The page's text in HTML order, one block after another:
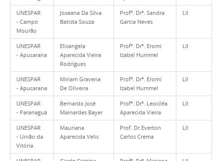
UNESPAR
- Campo
Mourão
Joseana Da Silva
Batista Souza
Profª. Drª. Sandra
Garcia Neves
LII
UNESPAR
- Apucarana
Elisangela
Aparecida Vieira
Rodrigues
Profª. Drª. Eromi
Izabel Hummel
LII
UNESPAR
- Apucarana
Miriam Gravena
De Oliveira
Profª. Drª. Eromi
Izabel Hummel
LII
UNESPAR
- Paranaguá
Bernardo José
Mainardes Bayer
Profª. Drª. Leociléa
Aparecida Vieira
LII
UNESPAR
- União da
Vitória
Mauriana
Aparecida Velis
Prof. Dr.Everton
Carlos Crema
LII